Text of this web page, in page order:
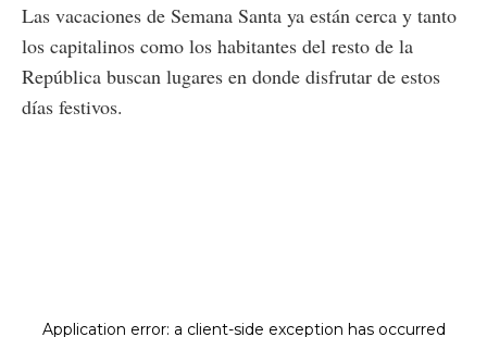
Las vacaciones de Semana Santa ya están cerca y tanto
los capitalinos como los habitantes del resto de la
República buscan lugares en donde disfrutar de estos
días festivos.